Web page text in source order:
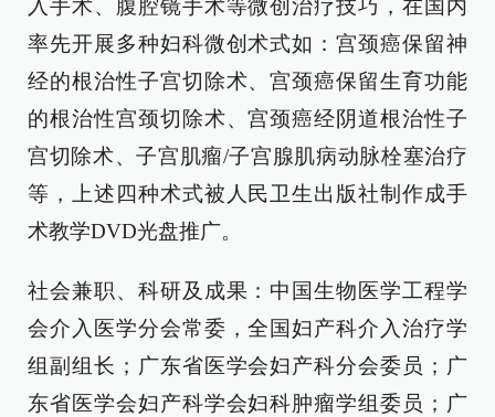
入手术、腹腔镜手术等微创治疗技巧，在国内
率先开展多种妇科微创术式如：宫颈癌保留神
经的根治性子宫切除术、宫颈癌保留生育功能
的根治性宫颈切除术、宫颈癌经阴道根治性子
宫切除术、子宫肌瘤/子宫腺肌病动脉栓塞治疗
等，上述四种术式被人民卫生出版社制作成手
术教学DVD光盘推广。
社会兼职、科研及成果：中国生物医学工程学
会介入医学分会常委，全国妇产科介入治疗学
组副组长；广东省医学会妇产科分会委员；广
东省医学会妇产科学会妇科肿瘤学组委员；广